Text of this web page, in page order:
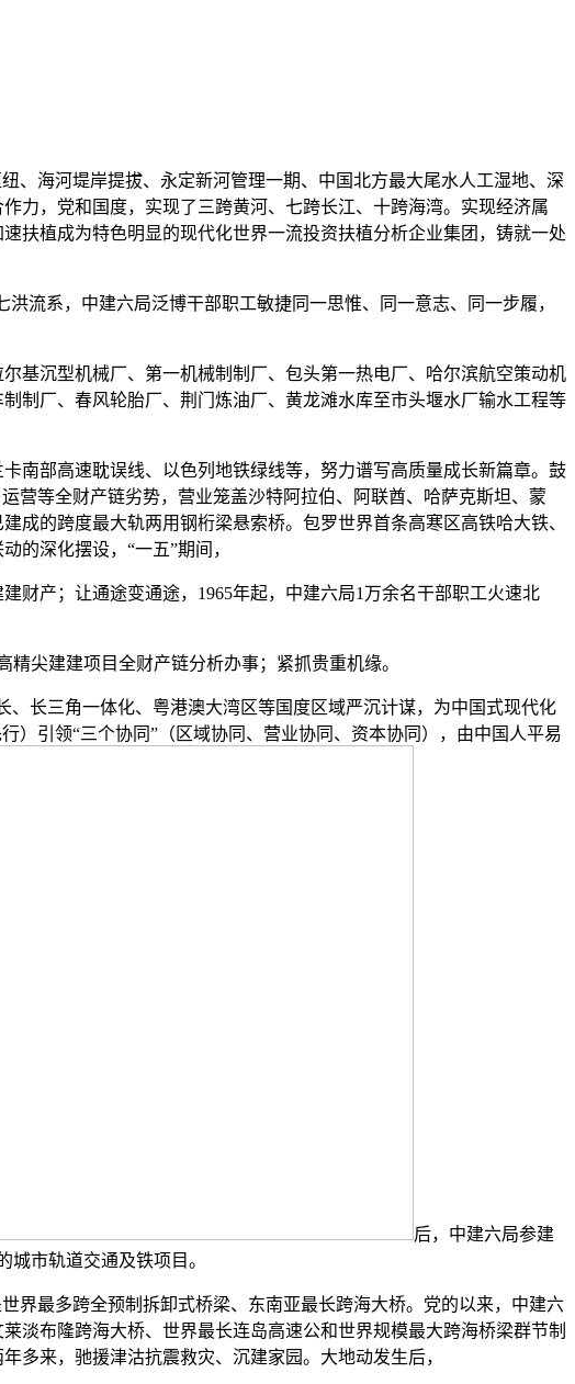
海河堤岸提拔、永定新河管理一期、中国北方最大尾水人工湿地、深
力，党和国度，实现了三跨黄河、七跨长江、十跨海湾。实现经济属
扶植成为特色明显的现代化世界一流投资扶植分析企业集团，铸就一处
流系，中建六局泛博干部职工敏捷同一思惟、同一意志、同一步履，
沉型机械厂、第一机械制制厂、包头第一热电厂、哈尔滨航空策动机
制厂、春风轮胎厂、荆门炼油厂、黄龙滩水库至市头堰水厂输水工程等
部高速耽误线、以色列地铁绿线等，努力谱写高质量成长新篇章。鼓
营等全财产链劣势，营业笼盖沙特阿拉伯、阿联酋、哈萨克斯坦、蒙
成的跨度最大轨两用钢桁梁悬索桥。包罗世界首条高寒区高铁哈大铁、
的深化摆设，“一五”期间，
产；让通途变通途，1965年起，中建六局1万余名干部职工火速北
尖建建项目全财产链分析办事；紧抓贵重机缘。
长三角一体化、粤港澳大湾区等国度区域严沉计谋，为中国式现代化
）引领“三个协同”（区域协同、营业协同、资本协同），由中国人平易
后，中建六局参建
市轨道交通及铁项目。
最多跨全预制拆卸式桥梁、东南亚最长跨海大桥。党的以来，中建六
淡布隆跨海大桥、世界最长连岛高速公和世界规模最大跨海桥梁群节制
多来，驰援津沽抗震救灾、沉建家园。大地动发生后，